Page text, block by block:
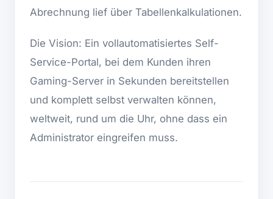
Abrechnung lief über Tabellenkalkulationen.
Die Vision: Ein vollautomatisiertes Self-
Service-Portal, bei dem Kunden ihren
Gaming-Server in Sekunden bereitstellen
und komplett selbst verwalten können,
weltweit, rund um die Uhr, ohne dass ein
Administrator eingreifen muss.